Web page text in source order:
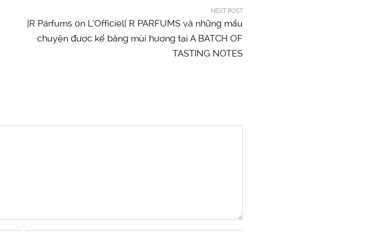
NEXT POST
|R Parfums on L’Officiel| R PARFUMS và những mẩu
chuyện được kể bằng mùi hương tại A BATCH OF
TASTING NOTES